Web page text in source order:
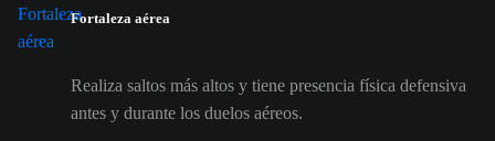
Fortaleza aérea
Realiza saltos más altos y tiene presencia física defensiva
antes y durante los duelos aéreos.